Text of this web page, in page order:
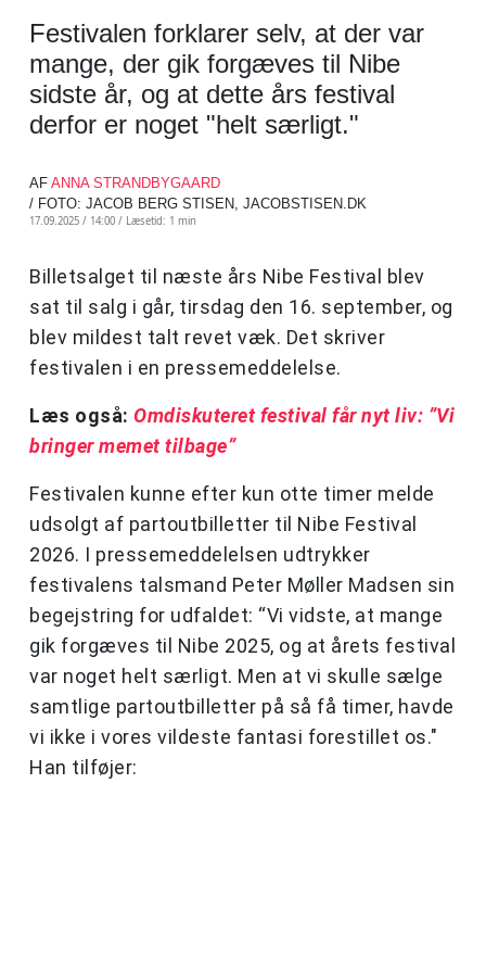
Festivalen forklarer selv, at der var
mange, der gik forgæves til Nibe
sidste år, og at dette års festival
derfor er noget "helt særligt."
AF ANNA STRANDBYGAARD
/ FOTO: JACOB BERG STISEN, JACOBSTISEN.DK
17.09.2025 / 14:00 / Læsetid: 1 min
Billetsalget til næste års Nibe Festival blev
sat til salg i går, tirsdag den 16. september, og
blev mildest talt revet væk. Det skriver
festivalen i en pressemeddelelse.
Læs også: Omdiskuteret festival får nyt liv: ”Vi
bringer memet tilbage”
Festivalen kunne efter kun otte timer melde
udsolgt af partoutbilletter til Nibe Festival
2026. I pressemeddelelsen udtrykker
festivalens talsmand Peter Møller Madsen sin
begejstring for udfaldet: “Vi vidste, at mange
gik forgæves til Nibe 2025, og at årets festival
var noget helt særligt. Men at vi skulle sælge
samtlige partoutbilletter på så få timer, havde
vi ikke i vores vildeste fantasi forestillet os."
Han tilføjer: